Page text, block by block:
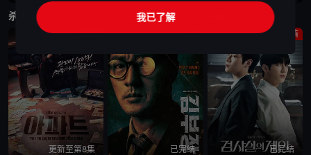
杀人者的购物中心2 秘密关系
剧情
更新至第8集
剧情
已完结
剧情
已完结
我已了解